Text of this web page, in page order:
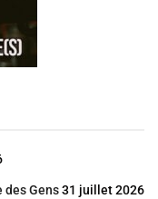
des Gens31 juillet 2026